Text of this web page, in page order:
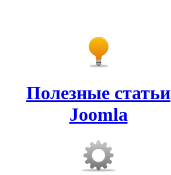
Полезные статьи
Joomla